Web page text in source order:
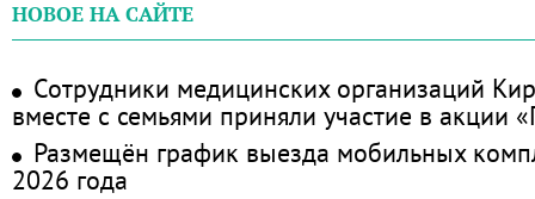
НОВОЕ НА САЙТЕ
Сотрудники медицинских организаций
вместе с семьями приняли участие в акции
Размещён график выезда мобильных
2026 года